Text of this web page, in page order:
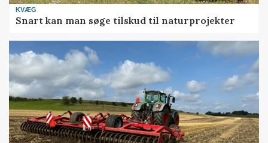
KVÆG
Snart kan man søge tilskud til naturprojekter